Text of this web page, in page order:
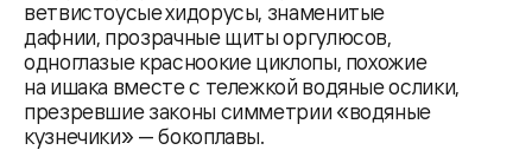
ветвистоусые хидорусы, знаменитые
дафнии, прозрачные щиты оргулюсов,
одноглазые красноокие циклопы, похожие
на ишака вместе с тележкой водяные ослики,
презревшие законы симметрии «водяные
кузнечики» — бокоплавы.